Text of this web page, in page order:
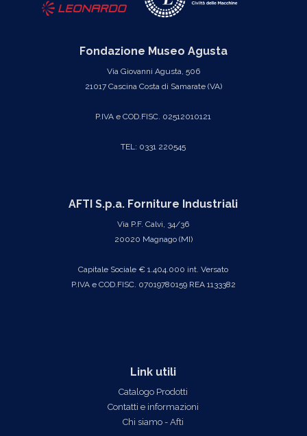
Fondazione Museo Agusta
Via Giovanni Agusta, 506
21017 Cascina Costa di Samarate (VA)
P.IVA e COD.FISC. 02512010121
TEL: 0331 220545
AFTI S.p.a. Forniture Industriali
Via P.F. Calvi, 34/36
20020 Magnago (MI)
Capitale Sociale € 1.404.000 int. Versato
P.IVA e COD.FISC. 07019780159 REA 1133382
Link utili
Catalogo Prodotti
Contatti e informazioni
Chi siamo - Afti